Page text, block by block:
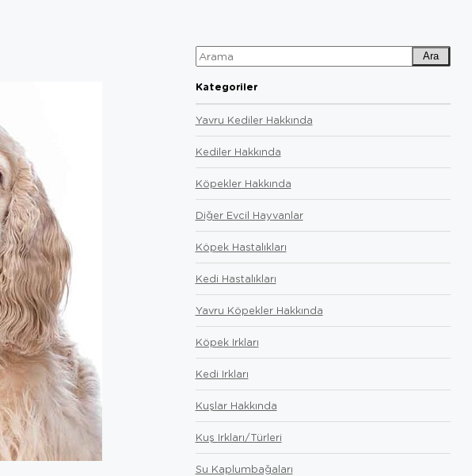
Ara
Kategoriler
Yavru Kediler Hakkında
Kediler Hakkında
Köpekler Hakkında
Diğer Evcil Hayvanlar
Köpek Hastalıkları
Kedi Hastalıkları
Yavru Köpekler Hakkında
Köpek Irkları
Kedi Irkları
Kuşlar Hakkında
Kuş Irkları/Türleri
Su Kaplumbağaları